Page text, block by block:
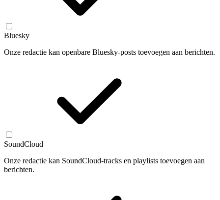
Bluesky
Onze redactie kan openbare Bluesky-posts toevoegen aan berichten.
SoundCloud
Onze redactie kan SoundCloud-tracks en playlists toevoegen aan
berichten.